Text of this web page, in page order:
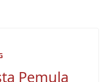
Pemula